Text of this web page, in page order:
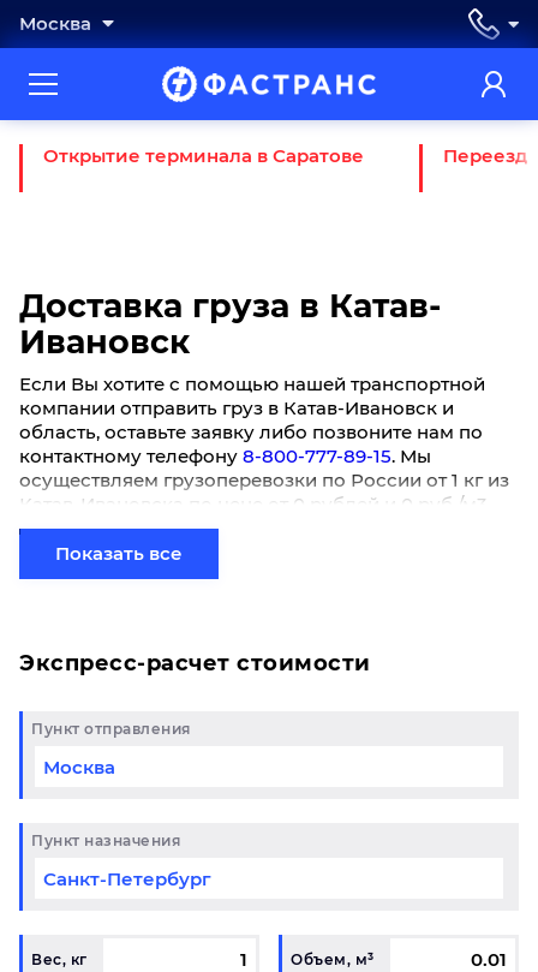
Москва
Открытие терминала в Саратове Переезд
Доставка груза в Катав-
Ивановск
Если Вы хотите с помощью нашей транспортной
компании отправить груз в Катав-Ивановск и
область, оставьте заявку либо позвоните нам по
контактному телефону 8-800-777-89-15. Мы
осуществляем грузоперевозки по России от 1 кг из
Катав-Ивановска по цене от 0 рублей и 0 руб./м3.
Актуально для физических лиц, представителей
малого, среднего бизнеса. Доставка сборных
грузов в Катав-Ивановск нашим автотранспортом -
Показать все
Экспресс-расчет стоимости
Пункт отправления
Пункт назначения
Вес, кг Объем, м³